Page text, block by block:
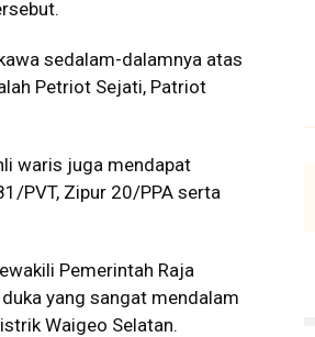
sedalam-dalamnya atas
Petriot Sejati, Patriot
waris juga mendapat
PVT, Zipur 20/PPA serta
Pemerintah Raja
yang sangat mendalam
Waigeo Selatan.